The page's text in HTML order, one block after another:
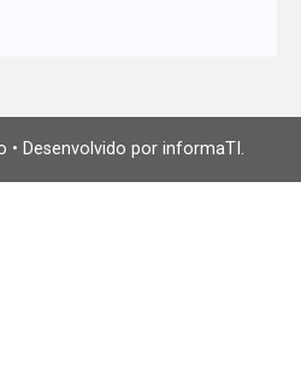
• Desenvolvido por informaTI.